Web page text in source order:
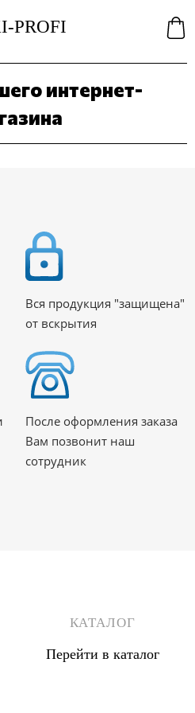
PROFI
интернет-
Вся продукция "защищена"
от вскрытия
После оформления заказа
Вам позвонит наш
сотрудник
КАТАЛОГ
Перейти в каталог